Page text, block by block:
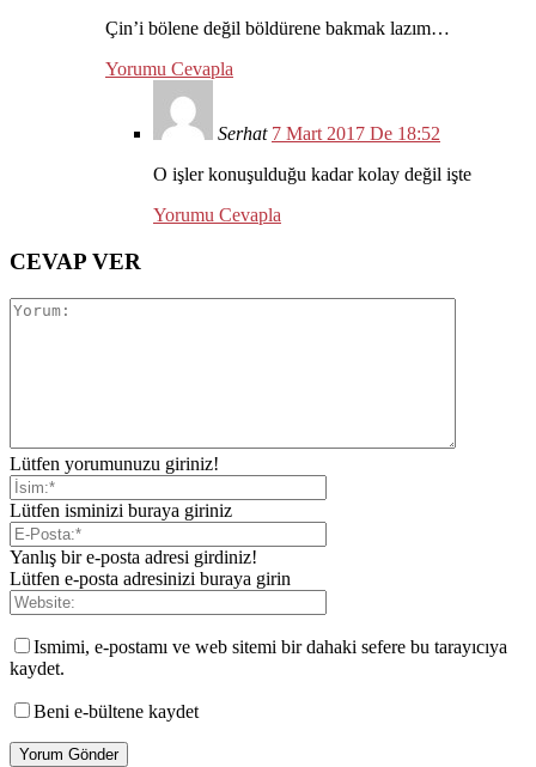
Çin’i bölene değil böldürene bakmak lazım…
Yorumu Cevapla
Serhat 7 Mart 2017 De 18:52
O işler konuşulduğu kadar kolay değil işte
Yorumu Cevapla
CEVAP VER
Lütfen yorumunuzu giriniz!
Lütfen isminizi buraya giriniz
Yanlış bir e-posta adresi girdiniz!
Lütfen e-posta adresinizi buraya girin
Ismimi, e-postamı ve web sitemi bir dahaki sefere bu tarayıcıya
kaydet.
Beni e-bültene kaydet